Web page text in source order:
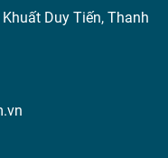
Duy Tiến, Thanh